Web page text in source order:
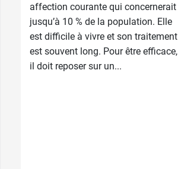
affection courante qui concernerait
jusqu’à 10 % de la population. Elle
est difficile à vivre et son traitement
est souvent long. Pour être efficace,
il doit reposer sur un...